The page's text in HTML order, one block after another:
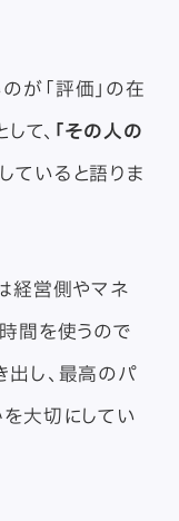
が「評価」の在
て、 「その人の
ていると語りま
経営側やマネ
間を使うので
出し、最高のパ
を大切にしてい